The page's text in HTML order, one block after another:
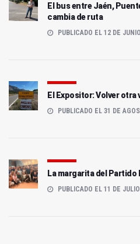
El bus entre Jaén,
cambia de ruta
PUBLICADO EL 12 DE
El Expositor: Volver otra
PUBLICADO EL 31 DE
La margarita del Partido
PUBLICADO EL 11 DE